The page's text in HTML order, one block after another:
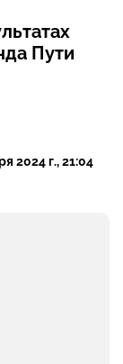
Пути
2024 г., 21:04